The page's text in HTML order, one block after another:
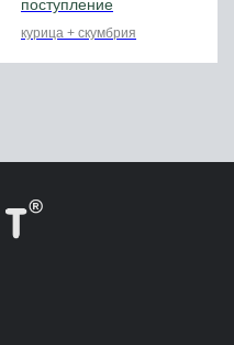
курица + скумбрия